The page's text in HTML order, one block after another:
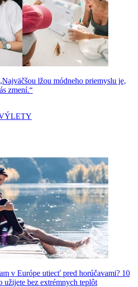
lžou módneho priemyslu je,
zmení.“
v Európe utiecť pred horúčavami? 10
užijete bez extrémnych teplôt